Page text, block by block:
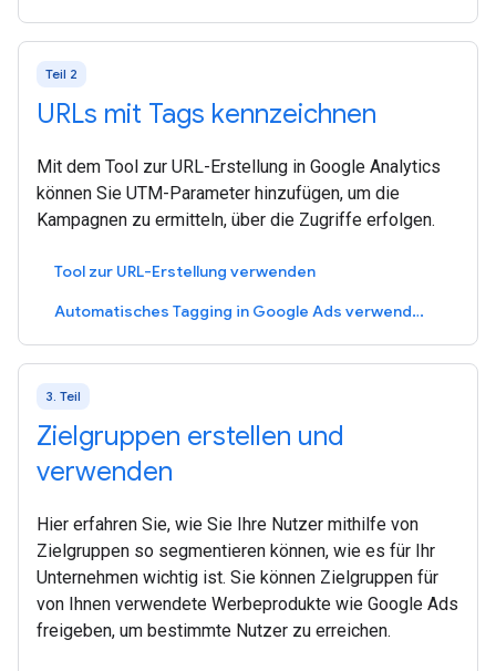
Teil 2
URLs mit Tags kennzeichnen
Mit dem Tool zur URL-Erstellung in Google Analytics
können Sie UTM-Parameter hinzufügen, um die
Kampagnen zu ermitteln, über die Zugriffe erfolgen.
Tool zur URL-Erstellung verwenden
Automatisches Tagging in Google Ads verwenden
3. Teil
Zielgruppen erstellen und
verwenden
Hier erfahren Sie, wie Sie Ihre Nutzer mithilfe von
Zielgruppen so segmentieren können, wie es für Ihr
Unternehmen wichtig ist. Sie können Zielgruppen für
von Ihnen verwendete Werbeprodukte wie Google Ads
freigeben, um bestimmte Nutzer zu erreichen.